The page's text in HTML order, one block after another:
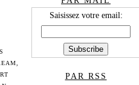
Saisissez votre email:
PAR RSS